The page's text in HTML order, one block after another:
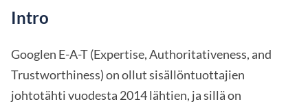
Intro
Googlen E-A-T (Expertise, Authoritativeness, and
Trustworthiness) on ollut sisällöntuottajien
johtotähti vuodesta 2014 lähtien, ja sillä on